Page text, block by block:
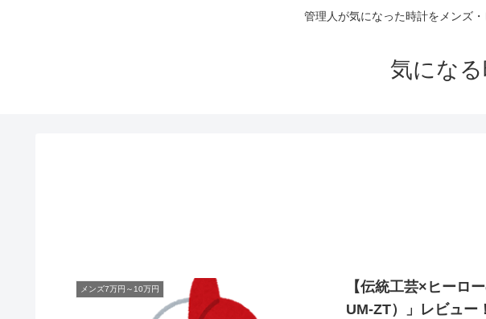
管理人が気になった時計をメンズ
気にな
メンズ7万円～10万円
【伝統工芸×ヒーロ
UM-ZT）」レビュー